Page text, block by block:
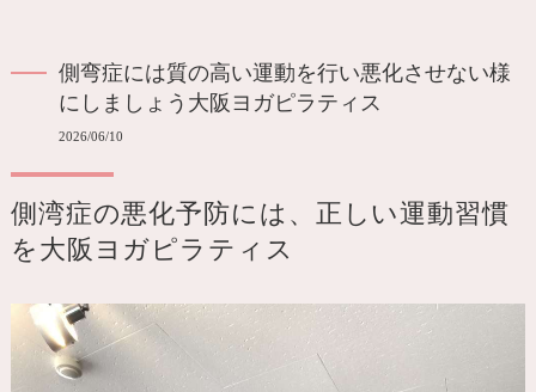
側弯症には質の高い運動を行い悪化させない様
にしましょう大阪ヨガピラティス
2026/06/10
側湾症の悪化予防には、正しい運動習慣
を大阪ヨガピラティス